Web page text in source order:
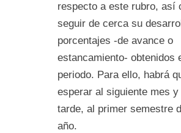
respecto a este rubro, así
seguir de cerca su
porcentajes -de avance o
estancamiento- obtenidos
periodo. Para ello, habrá
esperar al siguiente mes y
tarde, al primer semestre
año.